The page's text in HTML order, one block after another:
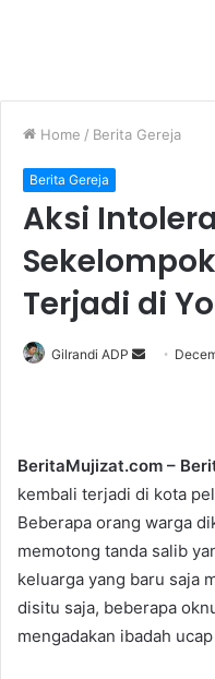
Home / Berita Gereja
Berita Gereja
Aksi
Terjadi di
Gilrandi ADP
a
n
i
l
BeritaMujizat.com –
kembali terjadi di kota
Beberapa orang warga
memotong tanda salib
keluarga yang baru saja
disitu saja, beberapa
mengadakan ibadah